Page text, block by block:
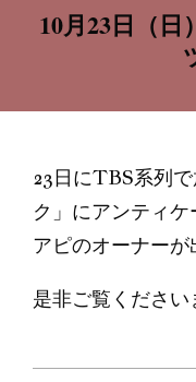
Menu
10月23日（日
23日にTBS系列
ク」にアンティケ
アピのオーナーが
是非ご覧ください